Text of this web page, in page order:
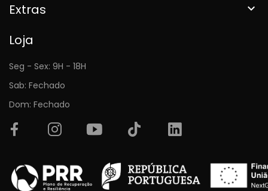
Extras 
Loja
Seg - Sex: 9H - 18H
Sab: Fechado
Dom: Fechado